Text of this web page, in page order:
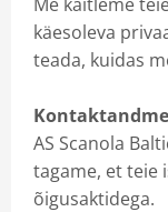
käesoleva
teada, kuidas
AS Scanola
tagame, et teie
õigusaktidega.